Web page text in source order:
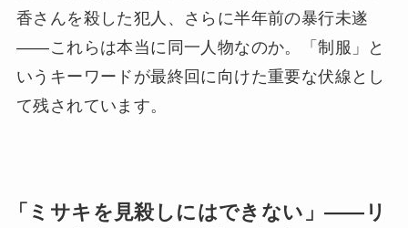
香さんを殺した犯人、さらに半年前の暴行未遂
——これらは本当に同一人物なのか。「制服」と
いうキーワードが最終回に向けた重要な伏線とし
て残されています。
「ミサキを見殺しにはできない」——リ